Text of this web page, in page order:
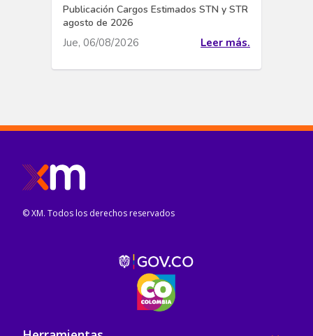
Publicación Cargos Estimados STN y STR
agosto de 2026
Jue, 06/08/2026 Leer más.
© XM. Todos los derechos reservados
Pie de página